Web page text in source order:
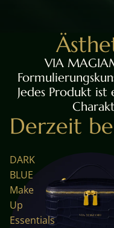
VIA
Jedes Produkt
Derzeit
DARK
BLUE
Make
Up
Essentials